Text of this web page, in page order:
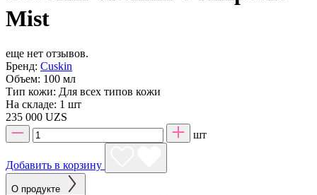
Mist
еще нет отзывов.
Бренд: Cuskin
Объем: 100 мл
Тип кожи: Для всех типов кожи
На складе: 1 шт
235 000 UZS
шт
Добавить в корзину
О продукте